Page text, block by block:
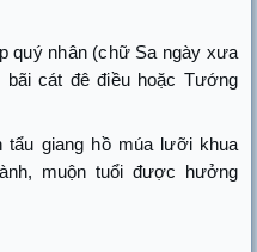
quý nhân (chữ Sa ngày xưa
cát đê điều hoặc Tướng
tẩu giang hồ múa lưỡi khua
muộn tuổi được hưởng